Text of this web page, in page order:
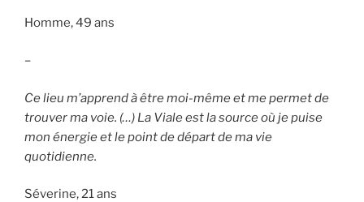
Homme, 49 ans
–
Ce lieu m’apprend à être moi-même et me permet de
trouver ma voie. (…) La Viale est la source où je puise
mon énergie et le point de départ de ma vie
quotidienne.
Séverine, 21 ans